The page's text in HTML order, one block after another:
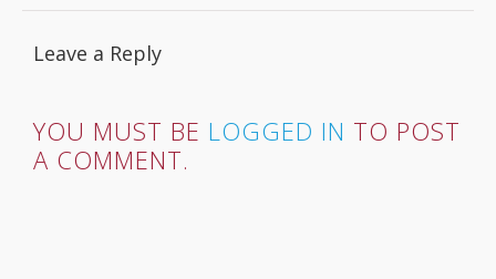
Leave a Reply
YOU MUST BE LOGGED IN TO POST
A COMMENT.